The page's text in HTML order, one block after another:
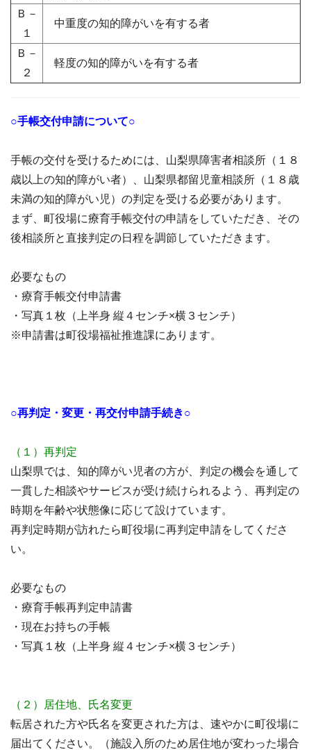
Ｂ－
１
中重度の知的障がいを有する者
Ｂ－
２
軽度の知的障がいを有する者
○手帳交付申請について○
手帳の交付を受けるためには、山梨県障害者相談所（１８
歳以上の知的障がい者）、山梨県都留児童相談所（１８歳
未満の知的障がい児）の判定を受ける必要があります。
まず、町役場に療育手帳交付の申請をしていただき、その
後相談所と直接判定の日程を調節していただきます。
必要なもの
・療育手帳交付申請書
・写真１枚（上半身 縦４センチ×横３センチ）
※申請書は町役場福祉推進課にあります。
○再判定・変更・再交付申請手続き○
（１）再判定
山梨県では、知的障がい児者の方が、判定の機会を通して
一貫した相談やサービスが受け続けられるよう、再判定の
時期を年齢や状態像に応じて設けています。
再判定時期が訪れたら町役場に再判定申請をしてくださ
い。
必要なもの
・療育手帳再判定申請書
・現在お持ちの手帳
・写真１枚（上半身 縦４センチ×横３センチ）
（２）居住地、氏名変更
転居された方や氏名を変更された方は、速やかに町役場に
届出てください。（施設入所のため居住地が変わった場合